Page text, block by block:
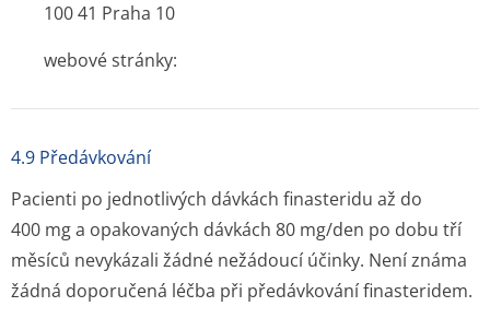
100 41 Praha 10
webové stránky:
4.9 Předávkování
Pacienti po jednotlivých dávkách finasteridu až do
400 mg a opakovaných dávkách 80 mg/den po dobu tří
měsíců nevykázali žádné nežádoucí účinky. Není známa
žádná doporučená léčba při předávkování finasteridem.